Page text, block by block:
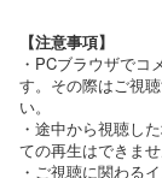
【注意事項】
・PCブラウザでコ
す。その際はご視
い。
・途中から視聴し
ての再生はできませ
・ご視聴に関わる